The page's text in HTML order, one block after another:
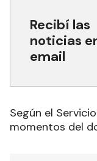
Recibí las
noticias
email
Según el
momentos del